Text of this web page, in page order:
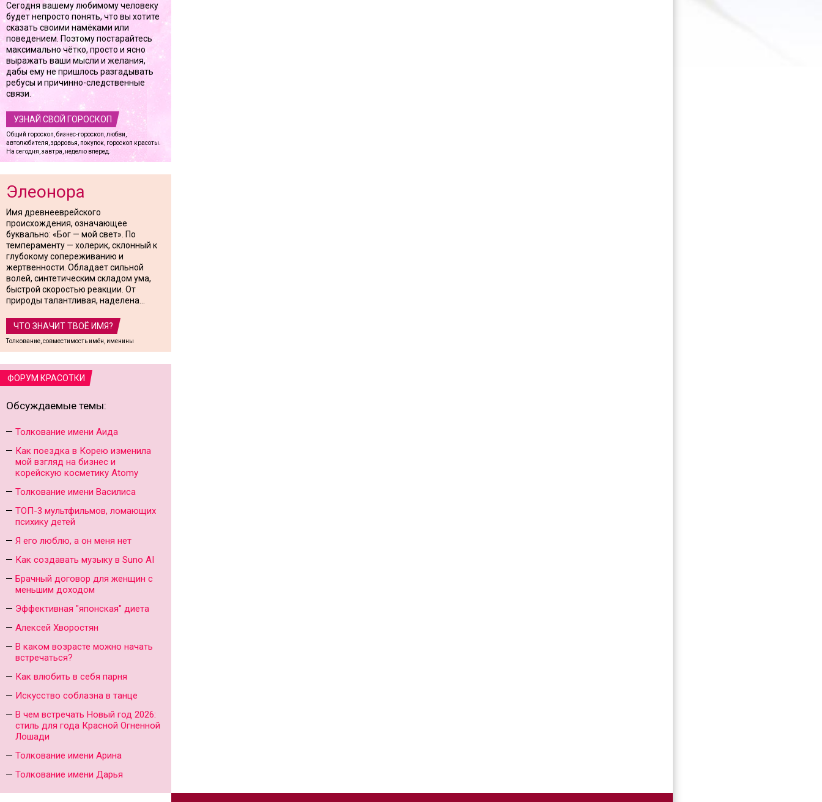
Сегодня вашему любимому человеку
будет непросто понять, что вы хотите
сказать своими намёками или
поведением. Поэтому постарайтесь
максимально чётко, просто и ясно
выражать ваши мысли и желания,
дабы ему не пришлось разгадывать
ребусы и причинно-следственные
связи.
УЗНАЙ СВОЙ ГОРОСКОП
Общий гороскоп, бизнес-гороскоп, любви,
автолюбителя, здоровья, покупок, гороскоп красоты.
На сегодня, завтра, неделю вперед.
Элеонора
Имя древнееврейского
происхождения, означающее
буквально: «Бог — мой свет». По
темпераменту — холерик, склонный к
глубокому сопереживанию и
жертвенности. Обладает сильной
волей, синтетическим складом ума,
быстрой скоростью реакции. От
природы талантливая, наделена...
ЧТО ЗНАЧИТ ТВОЁ ИМЯ?
Толкование, совместимость имён, именины
ФОРУМ КРАСОТКИ
Обсуждаемые темы:
Толкование имени Аида
Как поездка в Корею изменила
мой взгляд на бизнес и
корейскую косметику Atomy
Толкование имени Василиса
ТОП-3 мультфильмов, ломающих
психику детей
Я его люблю, а он меня нет
Как создавать музыку в Suno AI
Брачный договор для женщин с
меньшим доходом
Эффективная "японская" диета
Алексей Хворостян
В каком возрасте можно начать
встречаться?
Как влюбить в себя парня
Искусство соблазна в танце
В чем встречать Новый год 2026:
стиль для года Красной Огненной
Лошади
Толкование имени Арина
Толкование имени Дарья